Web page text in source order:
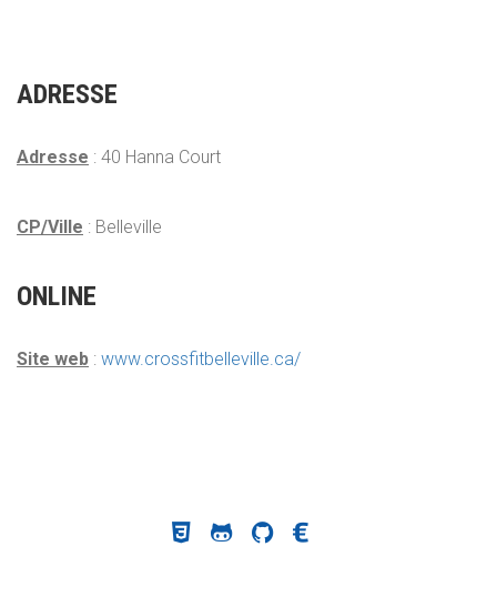
ADRESSE
Adresse : 40 Hanna Court
CP/Ville : Belleville
ONLINE
Site web : www.crossfitbelleville.ca/